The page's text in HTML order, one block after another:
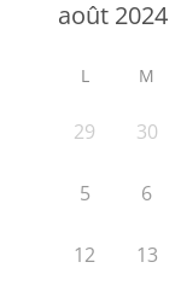
L M
29 30
5 6
12 13